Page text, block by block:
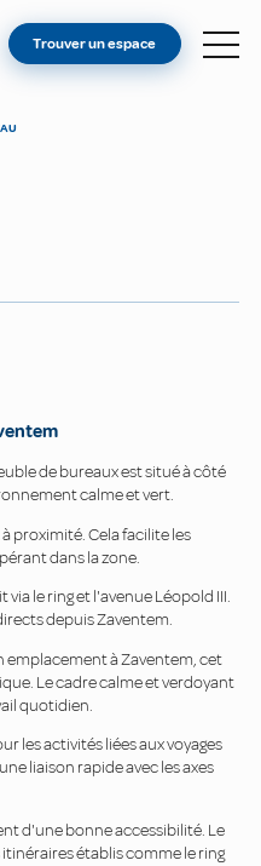
ESPACE
Trouver un espace
de bureaux est situé à côté
calme et vert.
proximité. Cela facilite les
dans la zone.
via le ring et l'avenue Léopold III.
depuis Zaventem.
emplacement à Zaventem, cet
Le cadre calme et verdoyant
quotidien.
les activités liées aux voyages
liaison rapide avec les axes
d'une bonne accessibilité. Le
établis comme le ring